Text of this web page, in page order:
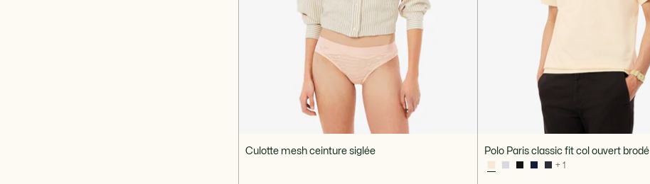
Culotte mesh ceinture siglée Polo Paris classic fit col ouvert brodé
+ 1